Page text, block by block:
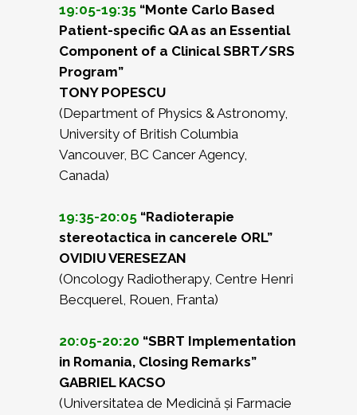
19:05-19:35 “Monte Carlo Based
Patient-specific QA as an Essential
Component of a Clinical SBRT/SRS
Program”
TONY POPESCU
(Department of Physics & Astronomy,
University of British Columbia
Vancouver, BC Cancer Agency,
Canada)
19:35-20:05 “Radioterapie
stereotactica in cancerele ORL”
OVIDIU VERESEZAN
(Oncology Radiotherapy, Centre Henri
Becquerel, Rouen, Franta)
20:05-20:20 “SBRT Implementation
in Romania, Closing Remarks”
GABRIEL KACSO
(Universitatea de Medicină și Farmacie